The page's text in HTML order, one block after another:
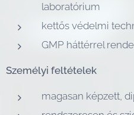
laboratórium
kettős védelmi
GMP háttérrel
Személyi feltételek
magasan képzett,